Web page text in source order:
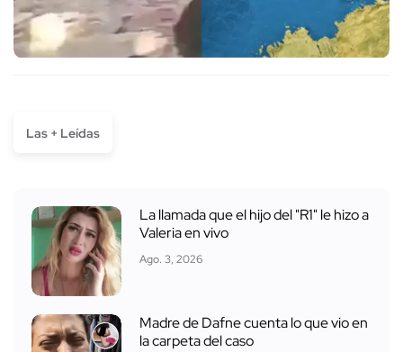
Las + Leídas
La llamada que el hijo del "R1" le hizo a
Valeria en vivo
Ago. 3, 2026
Madre de Dafne cuenta lo que vio en
la carpeta del caso